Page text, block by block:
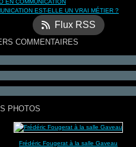
EN COMMUNICATION
EST-ELLE UN VRAI MÉTIER ?
Flux RSS
COMMENTAIRES
PHOTOS
Frédéric Fougerat à la salle Gaveau